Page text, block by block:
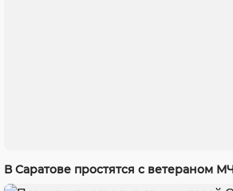
В Саратове простятся с ветераном